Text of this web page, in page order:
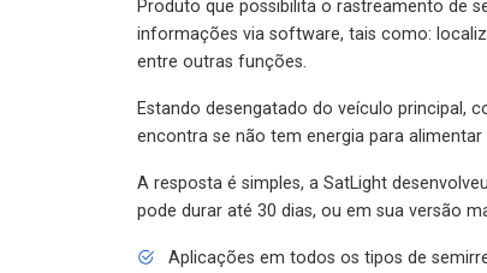
informações via software, tais como:
entre outras funções.
Estando desengatado do veículo principal,
encontra se não tem energia para
A resposta é simples, a SatLight
pode durar até 30 dias, ou em sua versão
Aplicações em todos os tipos de